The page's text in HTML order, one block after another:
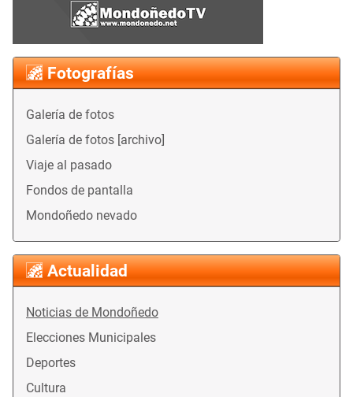
Fotografías
Galería de fotos
Galería de fotos [archivo]
Viaje al pasado
Fondos de pantalla
Mondoñedo nevado
Actualidad
Noticias de Mondoñedo
Elecciones Municipales
Deportes
Cultura